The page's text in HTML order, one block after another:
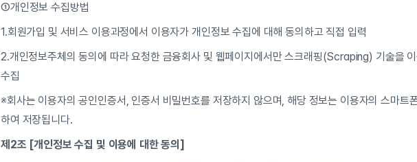
①개인정보 수집방법
1.회원가입 및 서비스 이용과정에서 이용자가 개인정보 수집에 대해 동의하고 직접 입력
2.개인정보주체의 동의에 따라 요청한 금융회사 및 웹페이지에서만 스크래핑(Scraping) 기술을
수집
※회사는 이용자의 공인인증서, 인증서 비밀번호를 저장하지 않으며, 해당 정보는 이용자의 스마트
하여 저장됩니다.
제2조 [개인정보 수집 및 이용에 대한 동의]